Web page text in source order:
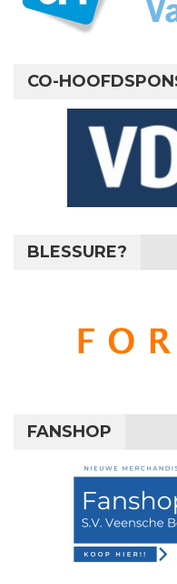
CO-
BLESSURE?
FANSHOP